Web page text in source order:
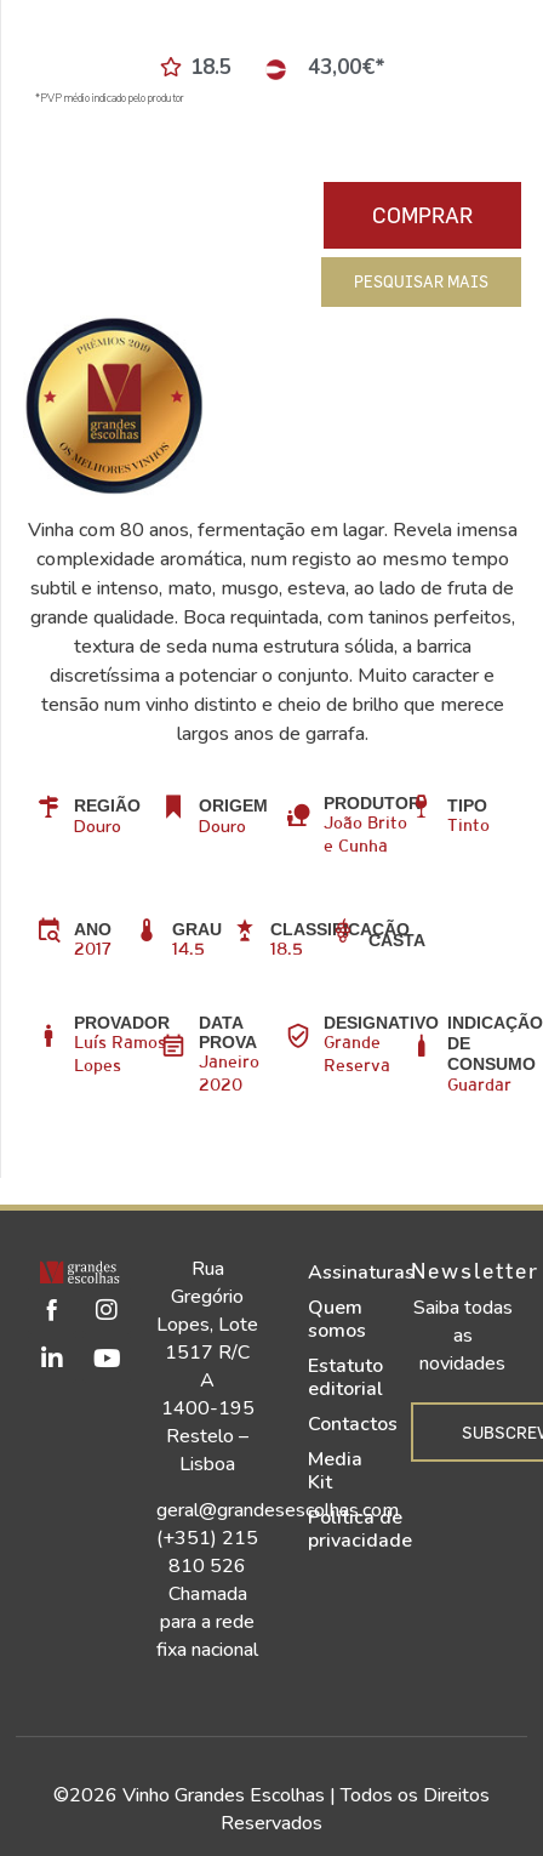
18.5 43,00€*
*PVP médio indicado pelo produtor
COMPRAR
PESQUISAR MAIS
Vinha com 80 anos, fermentação em lagar. Revela imensa
complexidade aromática, num registo ao mesmo tempo
subtil e intenso, mato, musgo, esteva, ao lado de fruta de
grande qualidade. Boca requintada, com taninos perfeitos,
textura de seda numa estrutura sólida, a barrica
discretíssima a potenciar o conjunto. Muito caracter e
tensão num vinho distinto e cheio de brilho que merece
largos anos de garrafa.
REGIÃO
Douro
ORIGEM
Douro
PRODUTOR
João Brito
e Cunha
TIPO
Tinto
ANO
2017
GRAU
14.5
CLASSIFICAÇÃO
18.5
CASTA
PROVADOR
Luís Ramos
Lopes
DATA
PROVA
Janeiro
2020
DESIGNATIVO
Grande
Reserva
INDICAÇÃO
DE
CONSUMO
Guardar
Rua
Gregório
Lopes, Lote
1517 R/C
A
1400-195
Restelo –
Lisboa
geral@grandesescolhas.com
(+351) 215
810 526
Chamada
para a rede
fixa nacional
Assinaturas
Quem
somos
Estatuto
editorial
Contactos
Media
Kit
Política de
privacidade
Newsletter
Saiba todas
as
novidades
©2026 Vinho Grandes Escolhas | Todos os Direitos
Reservados